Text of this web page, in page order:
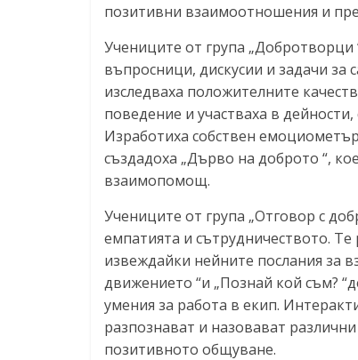
позитивни взаимоотношения и
Учениците от група „Добротворци
въпросници, дискусии и задачи за
изследваха положителните
поведение и участваха в
Изработиха собствен
създадоха „Дърво на доброто “,
взаимопомощ.
Учениците от група „Отговор с
емпатията и сътрудничеството.
извеждайки нейните послания за
движението “и „Познай кой съм?
умения за работа в екип.
разпознават и назовават
позитивното общуване.